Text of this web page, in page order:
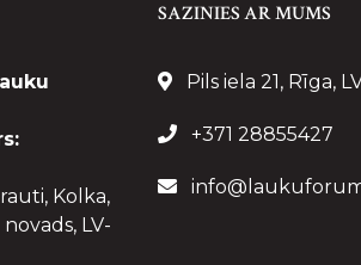
Kolka,
LV-
SAZINIES AR MUMS
Pils iela 21, Rīga,
+371 28855427